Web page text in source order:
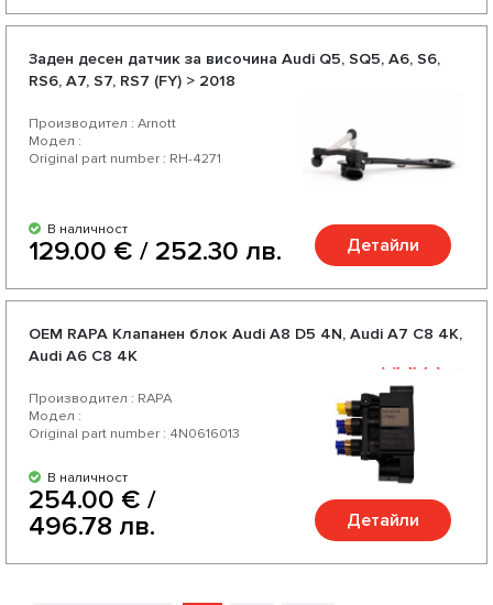
Заден десен датчик за височина Audi Q5, SQ5, A6, S6,
RS6, A7, S7, RS7 (FY) > 2018
Производител : Arnott
Модел :
Original part number : RH-4271
В наличност
129.00 € / 252.30 лв. Детайли
OEM RAPA Клапанен блок Audi A8 D5 4N, Audi А7 C8 4K,
Audi А6 C8 4K
Производител : RAPA
Модел :
Original part number : 4N0616013
В наличност
254.00 € /
496.78 лв.
Детайли